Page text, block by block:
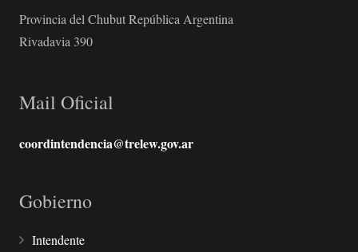
Provincia del Chubut República Argentina
Rivadavia 390
Mail Oficial
coordintendencia@trelew.gov.ar
Gobierno
Intendente